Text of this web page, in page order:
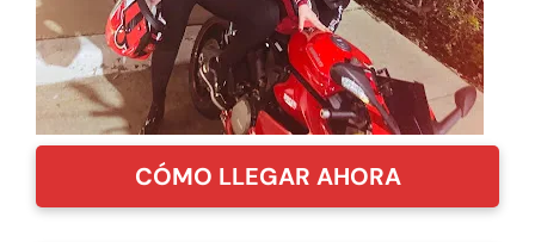
CÓMO LLEGAR AHORA